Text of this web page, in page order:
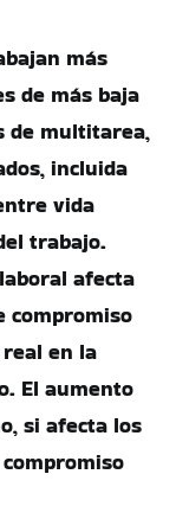
más
de más baja
de multitarea,
incluida
vida
trabajo.
afecta
compromiso
en la
El aumento
si afecta los